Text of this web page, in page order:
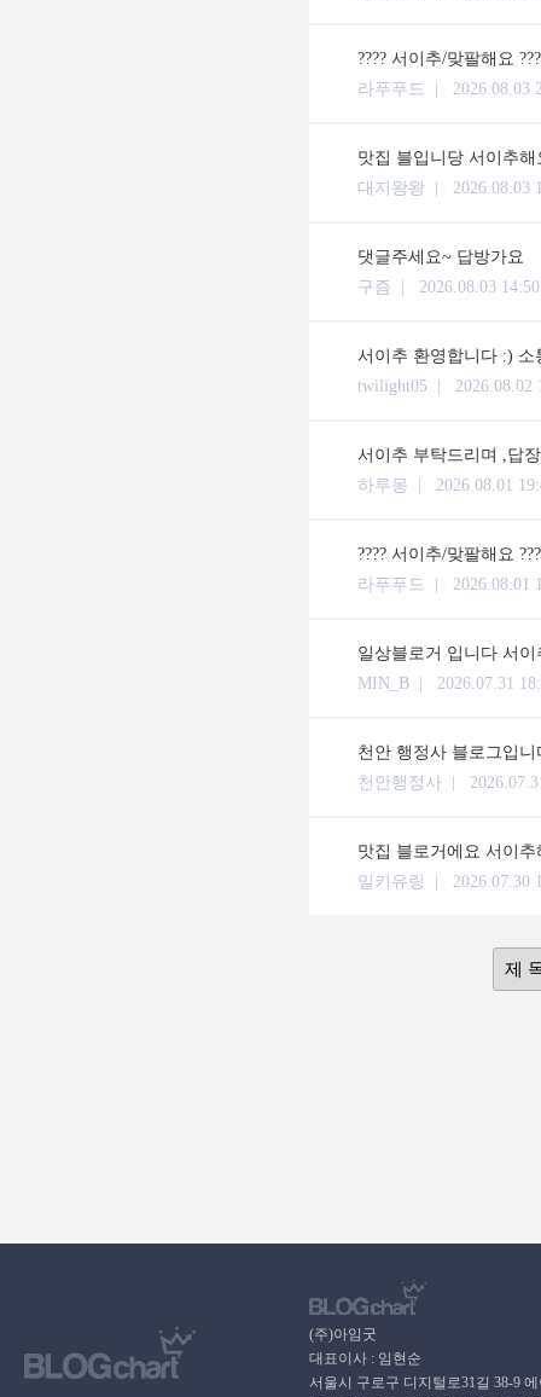
???? 서이추/맞팔해요
라푸푸드 | 2026.08.03
맛집 블입니당 서이추
대지왕왕 | 2026.08.03
댓글주세요~ 답방가요
구즘 | 2026.08.03 14:50
서이추 환영합니다 :)
twilight05 | 2026.08.02
서이추 부탁드리며 ,답
하루몽 | 2026.08.01
???? 서이추/맞팔해요
라푸푸드 | 2026.08.01
일상블로거 입니다 서이
MIN_B | 2026.07.31
천안 행정사 블로그입
천안행정사 |
맛집 블로거에요 서이
밀키유링 | 2026.07.30
(주)아임굿
대표이사 : 임현순
서울시 구로구 디지털로31길 38-9